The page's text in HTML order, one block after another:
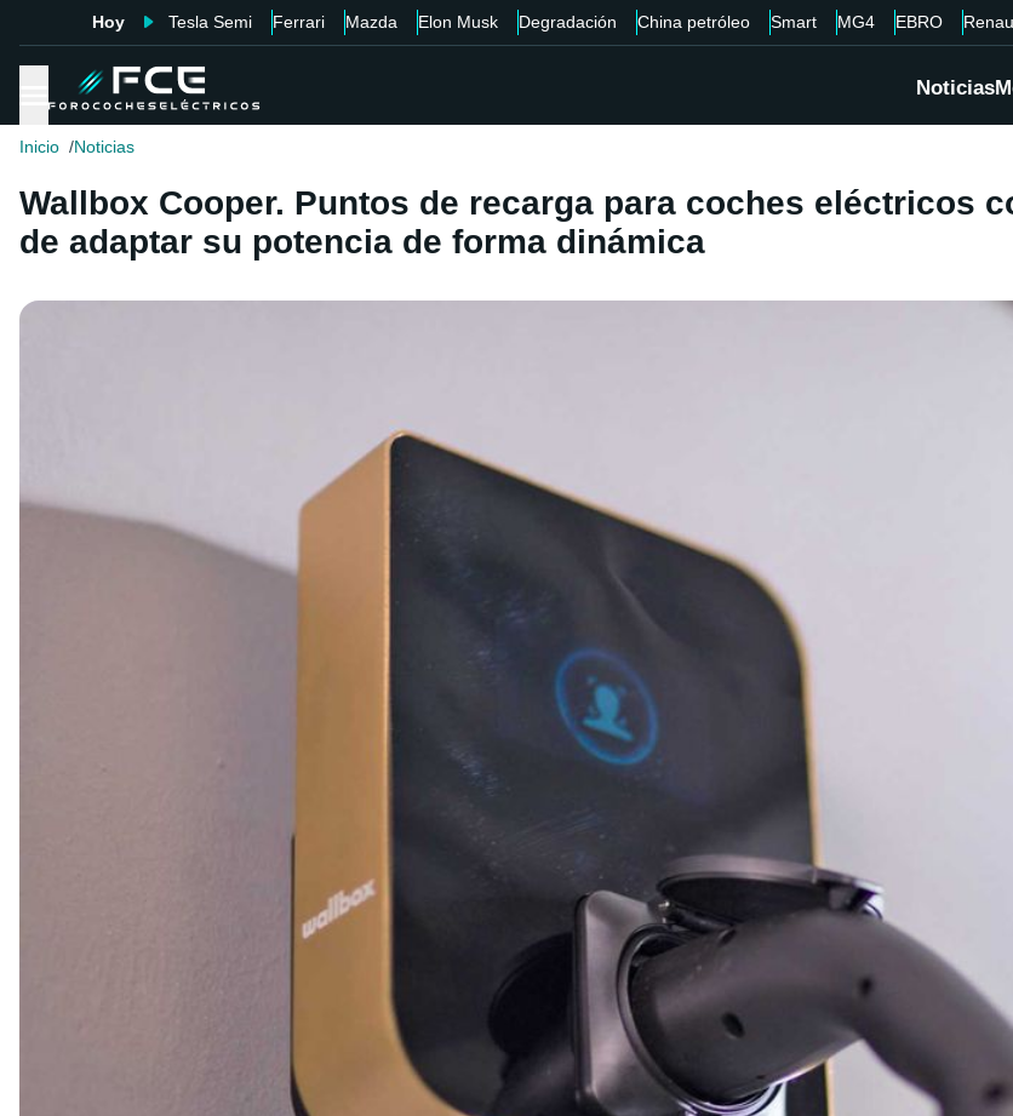
Hoy Tesla Semi Ferrari Mazda Elon Musk Degradación China petróleo Smart MG4 EBRO
Noticias
Inicio Noticias
Wallbox Cooper. Puntos de recarga para coches eléctricos
de adaptar su potencia de forma dinámica